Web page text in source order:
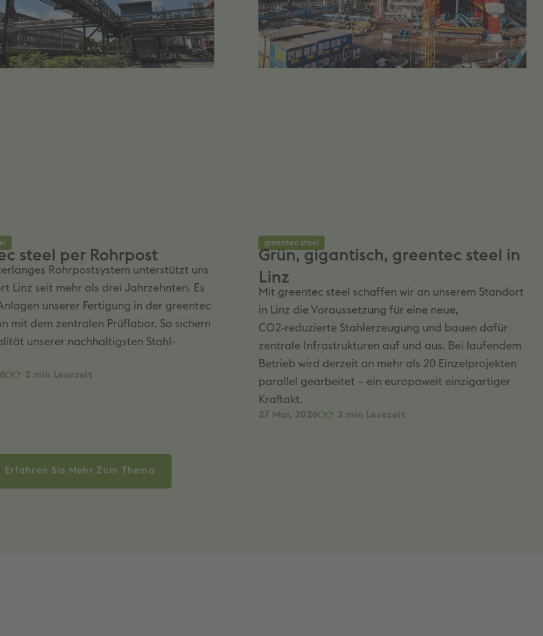
steel per Rohrpost
Rohrpostsystem unterstützt uns
Linz seit mehr als drei Jahrzehnten. Es
unserer Fertigung in der greentec
mit dem zentralen Prüflabor. So sichern
unserer nachhaltigsten Stahl-
2
greentec steel
Grün, gigantisch, greentec steel in
Linz
Mit greentec steel schaffen wir an unserem Standort
in Linz die Voraussetzung für eine neue,
CO2‑reduzierte Stahlerzeugung und bauen dafür
zentrale Infrastrukturen auf und aus. Bei laufendem
Betrieb wird derzeit an mehr als 20 Einzelprojekten
parallel gearbeitet – ein europaweit einzigartiger
Kraftakt.
27 Mai, 2026 2
Erfahren Sie Mehr Zum Thema